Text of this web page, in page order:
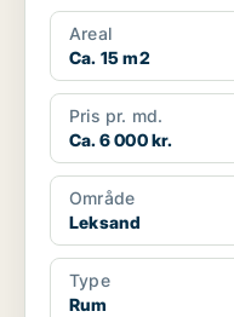
Areal
Ca. 15 m2
Pris pr. md.
Ca. 6 000 kr.
Område
Leksand
Type
Rum